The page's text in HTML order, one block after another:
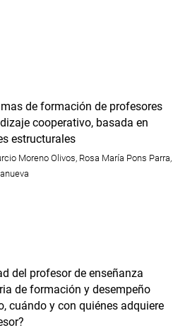
de formación de profesores
cooperativo, basada en
estructurales
Moreno Olivos, Rosa María Pons Parra,
del profesor de enseñanza
de formación y desempeño
cuándo y con quiénes adquiere